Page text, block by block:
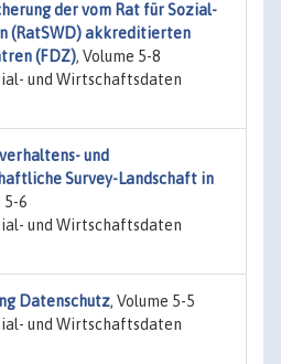
der vom Rat für Sozial-
(RatSWD) akkreditierten
(FDZ), Volume 5-8
und Wirtschaftsdaten
und
Survey-Landschaft in
5-6
und Wirtschaftsdaten
Datenschutz, Volume 5-5
und Wirtschaftsdaten